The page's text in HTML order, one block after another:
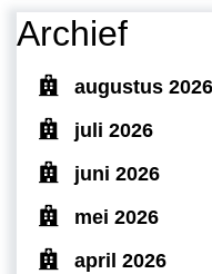
Archief
augustus 2026
juli 2026
juni 2026
mei 2026
april 2026